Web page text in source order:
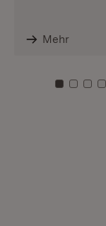
Mehr
ZuZuZu